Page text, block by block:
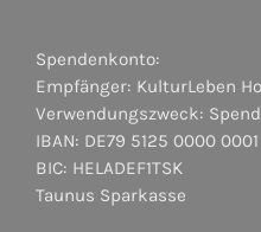
Spendenkonto:
Empfänger: KulturLeben
Verwendungszweck:
IBAN: DE79 5125 0000
BIC: HELADEF1TSK
Taunus Sparkasse